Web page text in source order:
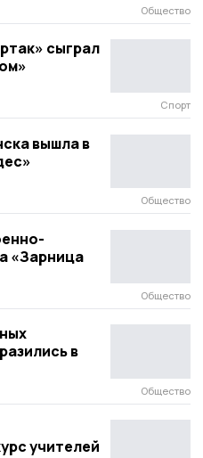
Общество
сыграл
Спорт
вышла в
Общество
«Зарница
Общество
в
Общество
учителей